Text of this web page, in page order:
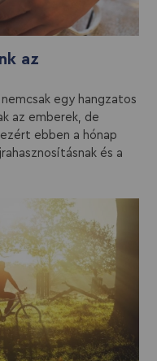
az
egy hangzatos
az emberek, de
ebben a hónap
és a